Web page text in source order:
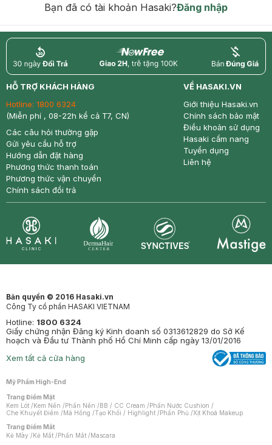
Bạn đã có tài khoản Hasaki?Đăng nhập
return nowfree price
HỖ TRỢ KHÁCH HÀNG
Hotline: 1800 6324
(Miễn phí , 08-22h kể cả T7, CN)
Các câu hỏi thường gặp
Gửi yêu cầu hỗ trợ
Hướng dẫn đặt hàng
Phương thức thanh toán
Phương thức vận chuyển
Chính sách đổi trả
VỀ HASAKI.VN
Giới thiệu Hasaki.vn
Chính sách bảo mật
Điều khoản sử dụng
Hasaki cẩm nang
Tuyển dụng
Liên hệ
Bản quyền © 2016 Hasaki.vn
Công Ty cổ phần HASAKI VIETNAM
Hotline: 1800 6324
Giấy chứng nhận Đăng ký Kinh doanh số 0313612829 do Sở Kế
hoạch và Đầu tư Thành phố Hồ Chí Minh cấp ngày 13/01/2016
Xem tất cả cửa hàng
Mỹ Phẩm High-End
Trang Điểm Mặt
Kem Lót /Kem Nền /Phấn Nền /BB / CC Cream /Phấn Nước Cushion /
Che Khuyết Điểm /Má Hồng /Tạo Khối / Highlight /Phấn Phủ /Xịt Khoá Makeup
Trang Điểm Mắt
Kẻ Mày /Kẻ Mắt /Phấn Mắt /Mascara